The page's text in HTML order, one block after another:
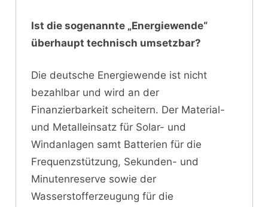
Ist die sogenannte „Energiewende“
überhaupt technisch umsetzbar?
Die deutsche Energiewende ist nicht
bezahlbar und wird an der
Finanzierbarkeit scheitern. Der Material-
und Metalleinsatz für Solar- und
Windanlagen samt Batterien für die
Frequenzstützung, Sekunden- und
Minutenreserve sowie der
Wasserstofferzeugung für die